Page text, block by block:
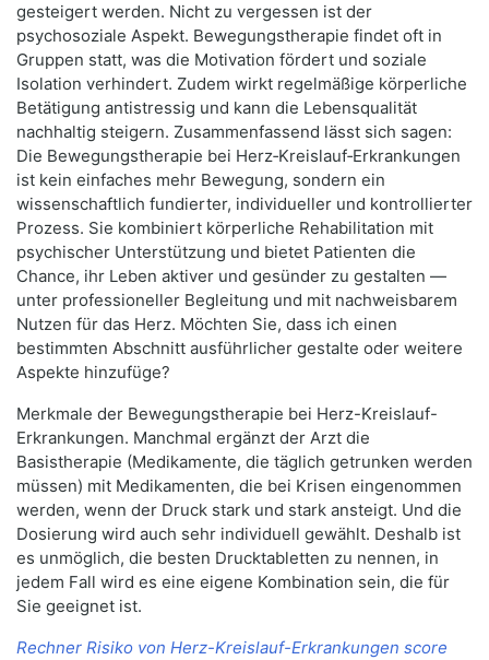
gesteigert werden. Nicht zu vergessen ist der
psychosoziale Aspekt. Bewegungstherapie findet oft in
Gruppen statt, was die Motivation fördert und soziale
Isolation verhindert. Zudem wirkt regelmäßige körperliche
Betätigung antistressig und kann die Lebensqualität
nachhaltig steigern. Zusammenfassend lässt sich sagen:
Die Bewegungstherapie bei Herz‑Kreislauf‑Erkrankungen
ist kein einfaches mehr Bewegung, sondern ein
wissenschaftlich fundierter, individueller und kontrollierter
Prozess. Sie kombiniert körperliche Rehabilitation mit
psychischer Unterstützung und bietet Patienten die
Chance, ihr Leben aktiver und gesünder zu gestalten —
unter professioneller Begleitung und mit nachweisbarem
Nutzen für das Herz. Möchten Sie, dass ich einen
bestimmten Abschnitt ausführlicher gestalte oder weitere
Aspekte hinzufüge?
Merkmale der Bewegungstherapie bei Herz-Kreislauf-
Erkrankungen. Manchmal ergänzt der Arzt die
Basistherapie (Medikamente, die täglich getrunken werden
müssen) mit Medikamenten, die bei Krisen eingenommen
werden, wenn der Druck stark und stark ansteigt. Und die
Dosierung wird auch sehr individuell gewählt. Deshalb ist
es unmöglich, die besten Drucktabletten zu nennen, in
jedem Fall wird es eine eigene Kombination sein, die für
Sie geeignet ist.
Rechner Risiko von Herz-Kreislauf-Erkrankungen score